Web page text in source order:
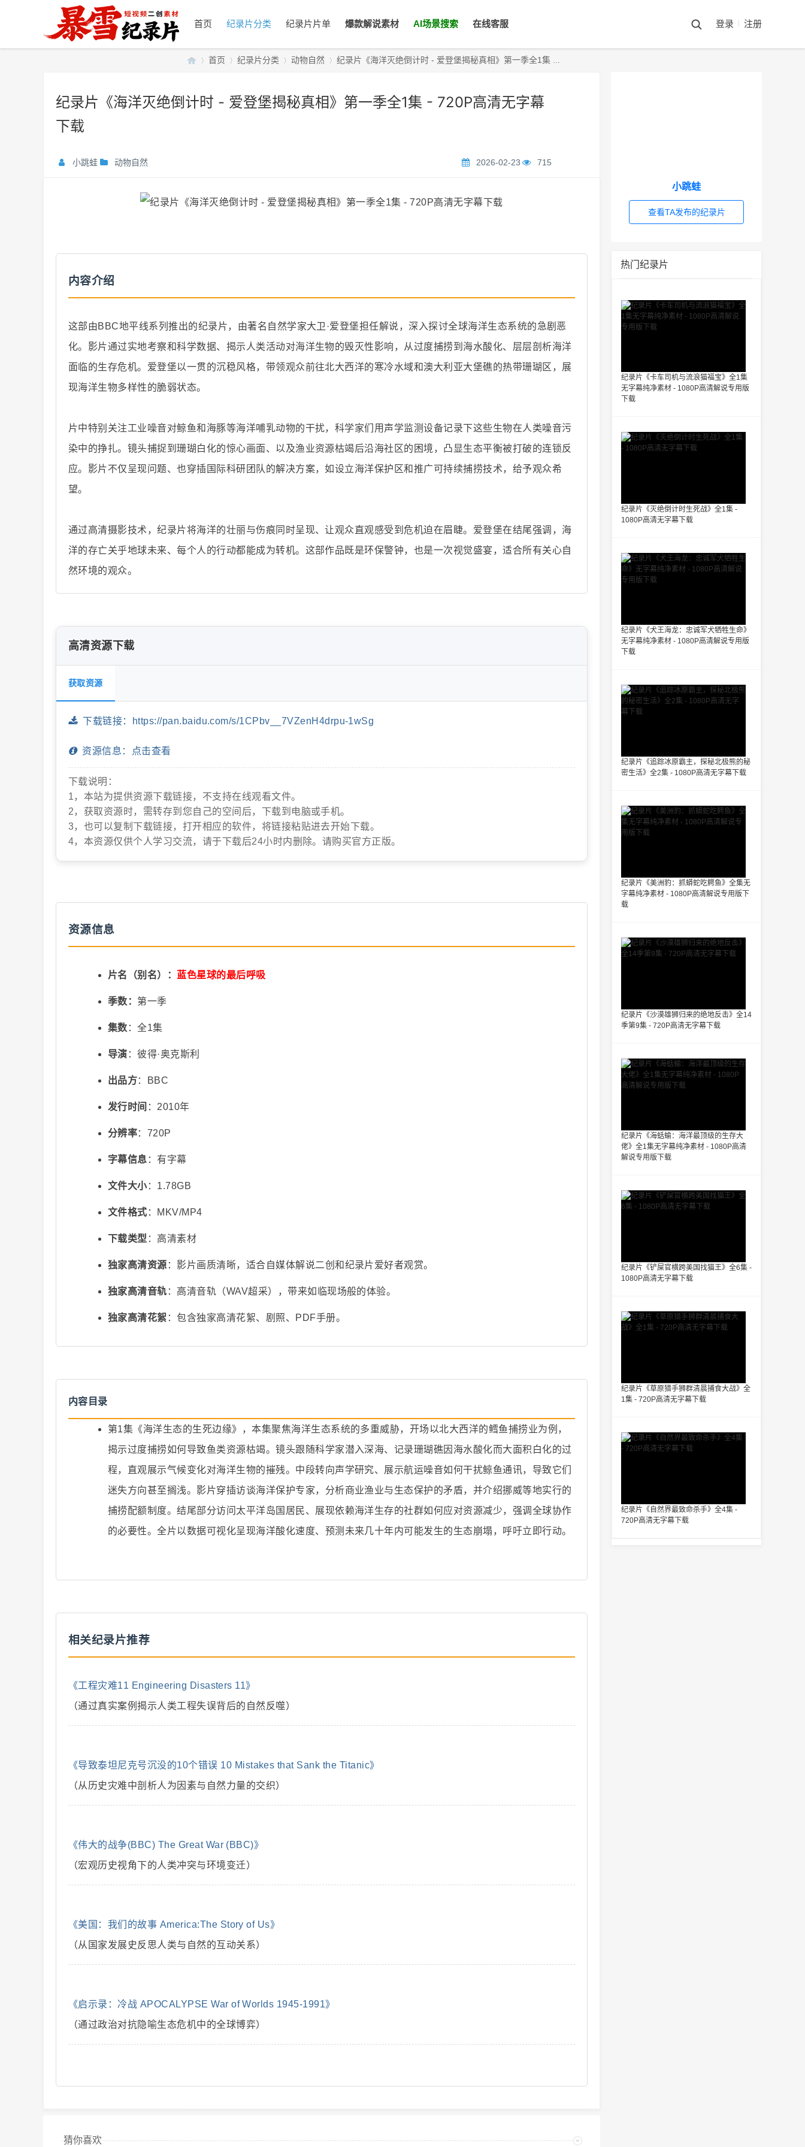
首页 纪录片分类 纪录片片单 爆款解说素材 AI场景搜索 在线客服 登录 注册
暴
纪
录
抖
音
视
爆
创
说
首页 纪录片分类 动物自然
›
纪录片《海洋灭绝倒计时 - 爱登堡揭秘真相》第一季全1集 ...
纪录片《海洋灭绝倒计时 - 爱登堡揭秘真相》第一季全1集 - 720P高清无字幕
下载
小跳蛙 动物自然 2026-02-23 715
内容介绍
这部由BBC地平线系列推出的纪录片，由著名自然学家大卫·爱登堡担任解说，深入探讨全球海洋生态系统的急剧恶
化。影片通过实地考察和科学数据、揭示人类活动对海洋生物的毁灭性影响，从过度捕捞到海水酸化、层层剖析海洋
面临的生存危机。爱登堡以一贯的沉稳风格，带领观众前往北大西洋的寒冷水域和澳大利亚大堡礁的热带珊瑚区，展
现海洋生物多样性的脆弱状态。
片中特别关注工业噪音对鲸鱼和海豚等海洋哺乳动物的干扰，科学家们用声学监测设备记录下这些生物在人类噪音污
染中的挣扎。镜头捕捉到珊瑚白化的惊心画面、以及渔业资源枯竭后沿海社区的困境，凸显生态平衡被打破的连锁反
应。影片不仅呈现问题、也穿插国际科研团队的解决方案，如设立海洋保护区和推广可持续捕捞技术，给予观众希
望。
通过高清摄影技术，纪录片将海洋的壮丽与伤痕同时呈现、让观众直观感受到危机迫在眉睫。爱登堡在结尾强调，海
洋的存亡关乎地球未来、每个人的行动都能成为转机。这部作品既是环保警钟，也是一次视觉盛宴，适合所有关心自
然环境的观众。
高清资源下载
获取资源
下载链接：https://pan.baidu.com/s/1CPbv__7VZenH4drpu-1wSg
资源信息：点击查看
下载说明：
1，本站为提供资源下载链接，不支持在线观看文件。
2，获取资源时，需转存到您自己的空间后，下载到电脑或手机。
3，也可以复制下载链接，打开相应的软件，将链接粘贴进去开始下载。
4，本资源仅供个人学习交流，请于下载后24小时内删除。请购买官方正版。
资源信息
片名（别名）： 蓝色星球的最后呼吸
季数： 第一季
集数 ：全1集
导演 ：彼得·奥克斯利
出品方：BBC
发行时间 ：2010年
分辨率：720P
字幕信息 ：有字幕
文件大小：1.78GB
文件格式 ：MKV/MP4
下载类型 ：高清素材
独家高清资源 ：影片画质清晰，适合自媒体解说二创和纪录片爱好者观赏。
独家高清音轨 ：高清音轨（WAV超采），带来如临现场般的体验。
独家高清花絮 ：包含独家高清花絮、剧照、PDF手册。
内容目录
第1集《海洋生态的生死边缘》，本集聚焦海洋生态系统的多重威胁，开场以北大西洋的鳕鱼捕捞业为例，
揭示过度捕捞如何导致鱼类资源枯竭。镜头跟随科学家潜入深海、记录珊瑚礁因海水酸化而大面积白化的过
程，直观展示气候变化对海洋生物的摧残。中段转向声学研究、展示航运噪音如何干扰鲸鱼通讯，导致它们
迷失方向甚至搁浅。影片穿插访谈海洋保护专家，分析商业渔业与生态保护的矛盾，并介绍挪威等地实行的
捕捞配额制度。结尾部分访问太平洋岛国居民、展现依赖海洋生存的社群如何应对资源减少，强调全球协作
的必要性。全片以数据可视化呈现海洋酸化速度、预测未来几十年内可能发生的生态崩塌，呼吁立即行动。
相关纪录片推荐
《工程灾难11 Engineering Disasters 11》
（通过真实案例揭示人类工程失误背后的自然反噬）
《导致泰坦尼克号沉没的10个错误 10 Mistakes that Sank the Titanic》
（从历史灾难中剖析人为因素与自然力量的交织）
《伟大的战争(BBC) The Great War (BBC)》
（宏观历史视角下的人类冲突与环境变迁）
《美国：我们的故事 America:The Story of Us》
（从国家发展史反思人类与自然的互动关系）
《启示录：冷战 APOCALYPSE War of Worlds 1945-1991》
（通过政治对抗隐喻生态危机中的全球博弈）
猜你喜欢
小跳蛙
查看TA发布的纪录片
热门纪录片
纪录片《卡车司机与流浪猫福宝》全1集
无字幕纯净素材 - 1080P高清解说专用版
下载
纪录片《灭绝倒计时生死战》全1集 -
1080P高清无字幕下载
纪录片《犬王海龙：忠诚军犬牺牲生命》
无字幕纯净素材 - 1080P高清解说专用版
下载
纪录片《追踪冰原霸主，探秘北极熊的秘
密生活》全2集 - 1080P高清无字幕下载
纪录片《美洲豹：抓蟒蛇吃鳄鱼》全集无
字幕纯净素材 - 1080P高清解说专用版下
载
纪录片《沙漠雄狮归来的绝地反击》全14
季第9集 - 720P高清无字幕下载
纪录片《海蛞蝓：海洋最顶级的生存大
佬》全1集无字幕纯净素材 - 1080P高清
解说专用版下载
纪录片《铲屎官横跨美国找猫王》全6集 -
1080P高清无字幕下载
纪录片《草原猎手狮群清晨捕食大战》全
1集 - 720P高清无字幕下载
纪录片《自然界最致命杀手》全4集 -
720P高清无字幕下载